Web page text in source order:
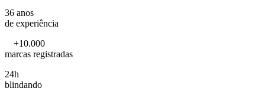
36 anos
de experiência
+10.000
marcas registradas
24h
blindando